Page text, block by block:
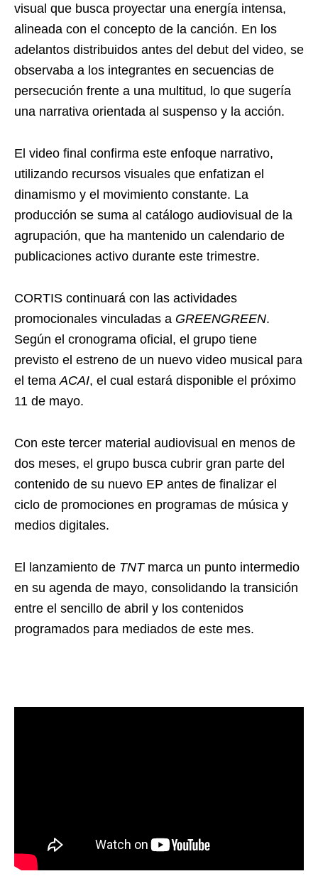
visual que busca proyectar una energía intensa,
alineada con el concepto de la canción. En los
adelantos distribuidos antes del debut del video, se
observaba a los integrantes en secuencias de
persecución frente a una multitud, lo que sugería
una narrativa orientada al suspenso y la acción.
El video final confirma este enfoque narrativo,
utilizando recursos visuales que enfatizan el
dinamismo y el movimiento constante. La
producción se suma al catálogo audiovisual de la
agrupación, que ha mantenido un calendario de
publicaciones activo durante este trimestre.
CORTIS continuará con las actividades
promocionales vinculadas a GREENGREEN.
Según el cronograma oficial, el grupo tiene
previsto el estreno de un nuevo video musical para
el temaACAI, el cual estará disponible el próximo
11 de mayo.
Con este tercer material audiovisual en menos de
dos meses, el grupo busca cubrir gran parte del
contenido de su nuevo EP antes de finalizar el
ciclo de promociones en programas de música y
medios digitales.
El lanzamiento de TNT marca un punto intermedio
en su agenda de mayo, consolidando la transición
entre el sencillo de abril y los contenidos
programados para mediados de este mes.